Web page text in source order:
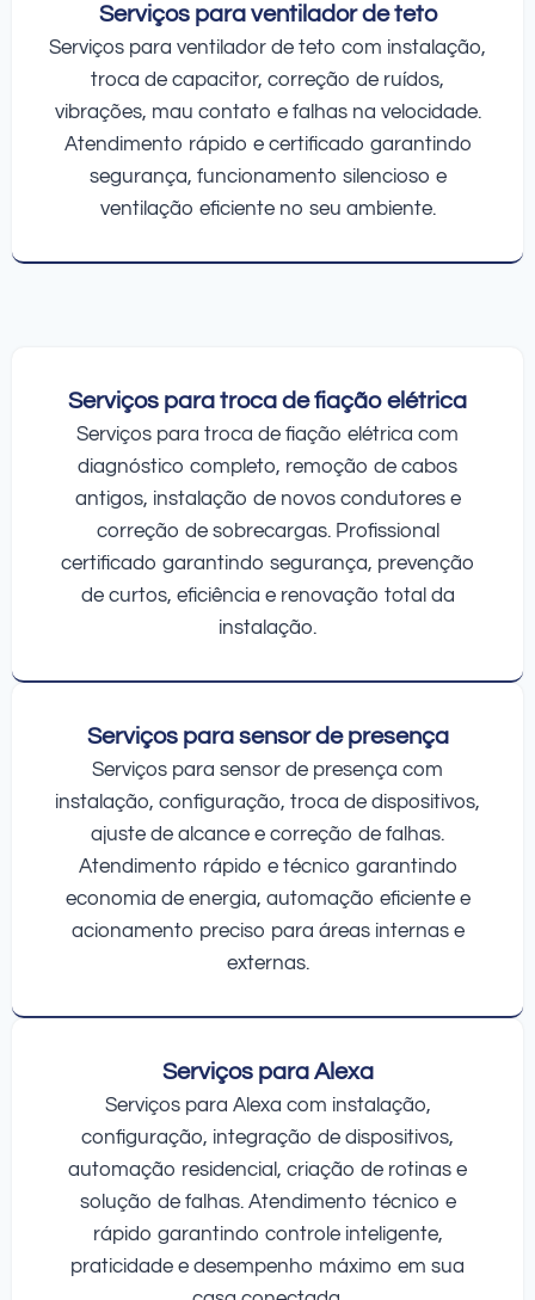
Serviços para ventilador de teto
Serviços para ventilador de teto com instalação,
troca de capacitor, correção de ruídos,
vibrações, mau contato e falhas na velocidade.
Atendimento rápido e certificado garantindo
segurança, funcionamento silencioso e
ventilação eficiente no seu ambiente.
Serviços para troca de fiação elétrica
Serviços para troca de fiação elétrica com
diagnóstico completo, remoção de cabos
antigos, instalação de novos condutores e
correção de sobrecargas. Profissional
certificado garantindo segurança, prevenção
de curtos, eficiência e renovação total da
instalação.
Serviços para sensor de presença
Serviços para sensor de presença com
instalação, configuração, troca de dispositivos,
ajuste de alcance e correção de falhas.
Atendimento rápido e técnico garantindo
economia de energia, automação eficiente e
acionamento preciso para áreas internas e
externas.
Serviços para Alexa
Serviços para Alexa com instalação,
configuração, integração de dispositivos,
automação residencial, criação de rotinas e
solução de falhas. Atendimento técnico e
rápido garantindo controle inteligente,
praticidade e desempenho máximo em sua